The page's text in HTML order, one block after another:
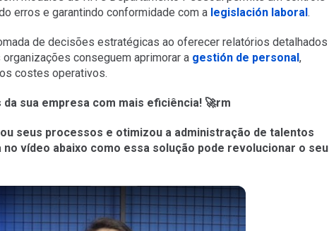
erros e garantindo conformidade com a legislación laboral.
de decisões estratégicas ao oferecer relatórios detalhados
conseguem aprimorar a gestión de personal,
costes operativos.
sua empresa com mais eficiência! 🚀rm
seus processos e otimizou a administração de talentos
no vídeo abaixo como essa solução pode revolucionar o seu